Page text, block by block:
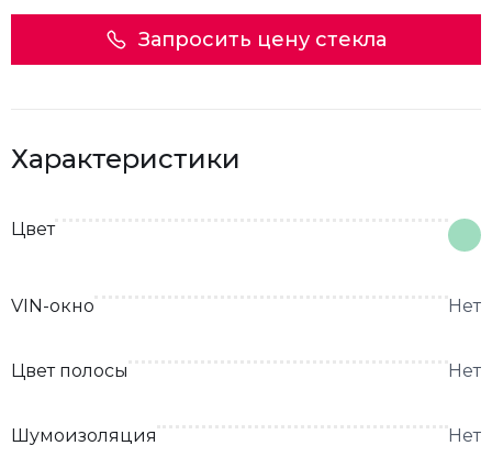
Запросить цену стекла
Характеристики
Цвет
VIN-окно Нет
Цвет полосы Нет
Шумоизоляция Нет